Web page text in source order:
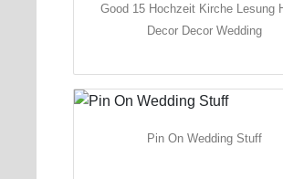
Good 15 Hochzeit Kirche Lesung
Decor Decor Wedding
Pin On Wedding Stuff